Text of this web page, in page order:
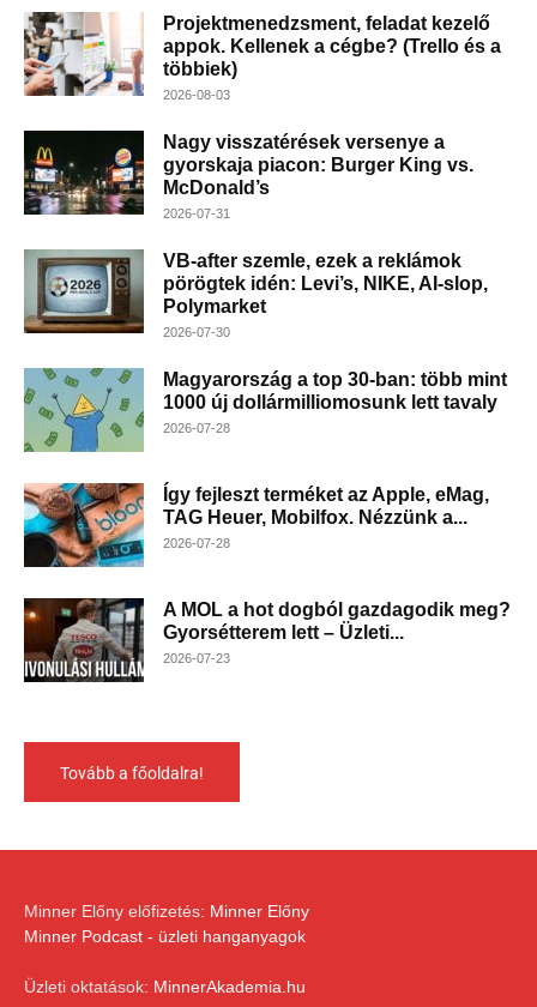
Projektmenedzsment, feladat kezelő
appok. Kellenek a cégbe? (Trello és a
többiek)
2026-08-03
Nagy visszatérések versenye a
gyorskaja piacon: Burger King vs.
McDonald’s
2026-07-31
VB-after szemle, ezek a reklámok
pörögtek idén: Levi’s, NIKE, AI-slop,
Polymarket
2026-07-30
Magyarország a top 30-ban: több mint
1000 új dollármilliomosunk lett tavaly
2026-07-28
Így fejleszt terméket az Apple, eMag,
TAG Heuer, Mobilfox. Nézzünk a...
2026-07-28
A MOL a hot dogból gazdagodik meg?
Gyorsétterem lett – Üzleti...
2026-07-23
Tovább a főoldalra!
Minner Előny előfizetés: Minner Előny
Minner Podcast - üzleti hanganyagok
Üzleti oktatások: MinnerAkademia.hu